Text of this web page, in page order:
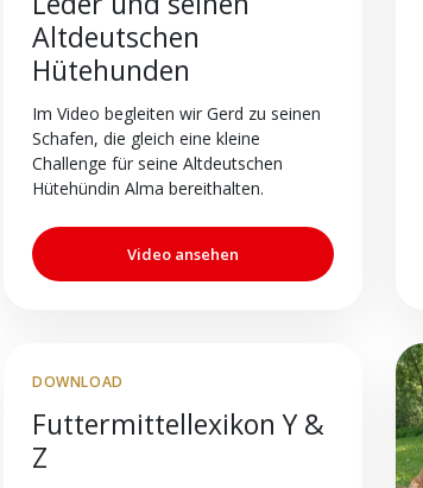
Altdeutschen
Hütehunden
Im Video begleiten wir Gerd zu seinen
Schafen, die gleich eine kleine
Challenge für seine Altdeutschen
Hütehündin Alma bereithalten.
Video ansehen
DOWNLOAD
Futtermittellexikon Y &
Z